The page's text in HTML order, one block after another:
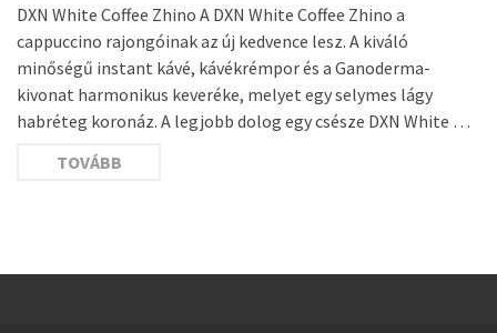
DXN White Coffee Zhino A DXN White Coffee Zhino a
cappuccino rajongóinak az új kedvence lesz. A kiváló
minőségű instant kávé, kávékrémpor és a Ganoderma-
kivonat harmonikus keveréke, melyet egy selymes lágy
habréteg koronáz. A legjobb dolog egy csésze DXN White …
TOVÁBB